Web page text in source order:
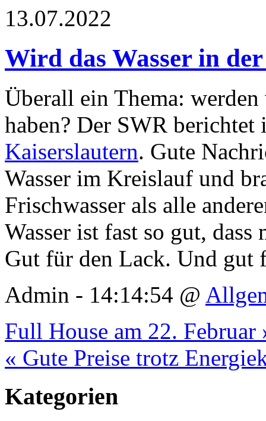
13.07.2022
Wird das Wasser in
Überall ein Thema:
haben? Der SWR
Kaiserslautern. Gute
Wasser im Kreislauf und
Frischwasser als alle
Wasser ist fast so gut,
Gut für den Lack. Und gut
Admin - 14:14:54 @
Full House am 22. Februar
« Gute Preise trotz
Kategorien